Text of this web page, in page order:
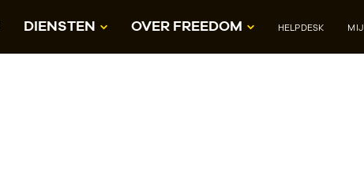
DIENSTEN OVER FREEDOM HELPDESK